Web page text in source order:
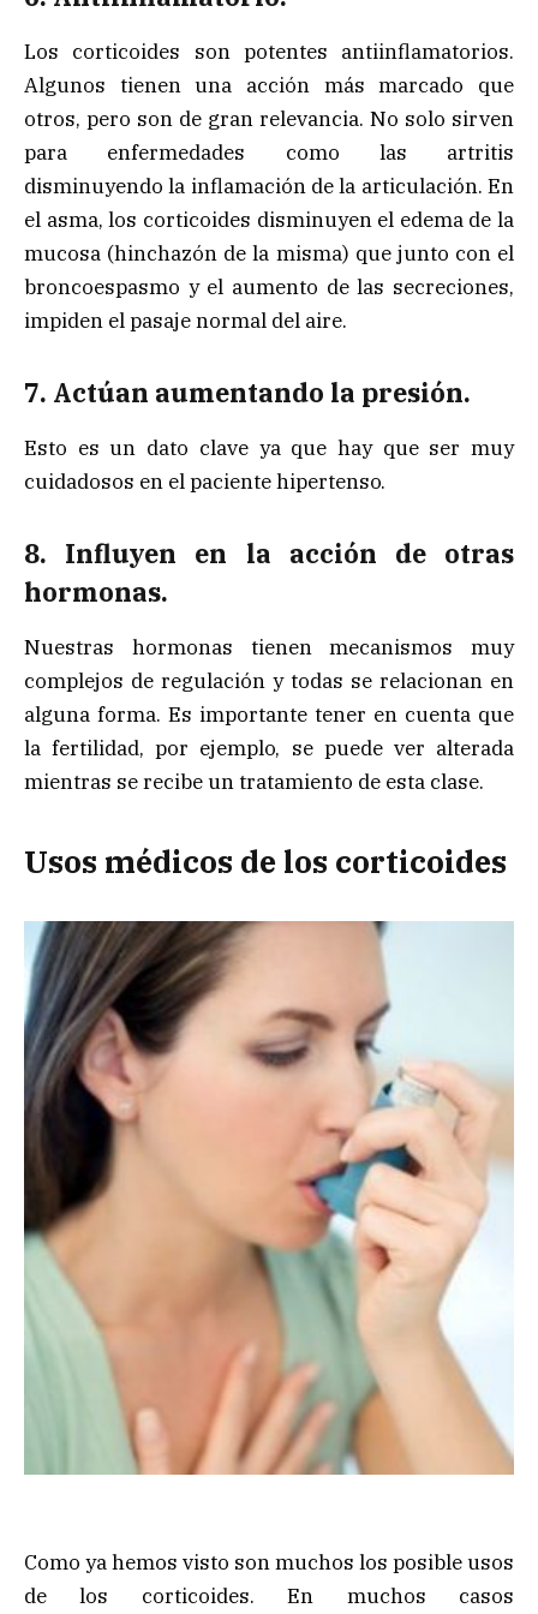
Los corticoides son potentes antiinflamatorios.
Algunos tienen una acción más marcado que
otros, pero son de gran relevancia. No solo sirven
para enfermedades como las artritis
disminuyendo la inflamación de la articulación. En
el asma, los corticoides disminuyen el edema de la
mucosa (hinchazón de la misma) que junto con el
broncoespasmo y el aumento de las secreciones,
impiden el pasaje normal del aire.
7. Actúan aumentando la presión.
Esto es un dato clave ya que hay que ser muy
cuidadosos en el paciente hipertenso.
8. Influyen en la acción de otras
hormonas.
Nuestras hormonas tienen mecanismos muy
complejos de regulación y todas se relacionan en
alguna forma. Es importante tener en cuenta que
la fertilidad, por ejemplo, se puede ver alterada
mientras se recibe un tratamiento de esta clase.
Usos médicos de los corticoides
Como ya hemos visto son muchos los posible usos
de los corticoides. En muchos casos